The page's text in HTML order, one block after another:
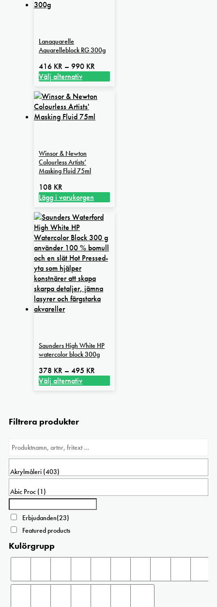
Lanaquarelle
Aquarelleblock RG 300g
416 KR – 990 KR
416 kr
990 kr
Välj alternativ
här
produkten
har
olika
alternativen
kan
väljas
på
Winsor & Newton
Colourless Artists’
Masking Fluid 75ml
108 KR
Lägg i varukorgen
Saunders High White HP
watercolor block 300g
378 KR – 495 KR
378 kr
Välj alternativ
har
De
olika
alternativen
kan
väljas
på
produktsidan
Filtrera produkter
Erbjudanden(23)
Featured products
Kulörgrupp